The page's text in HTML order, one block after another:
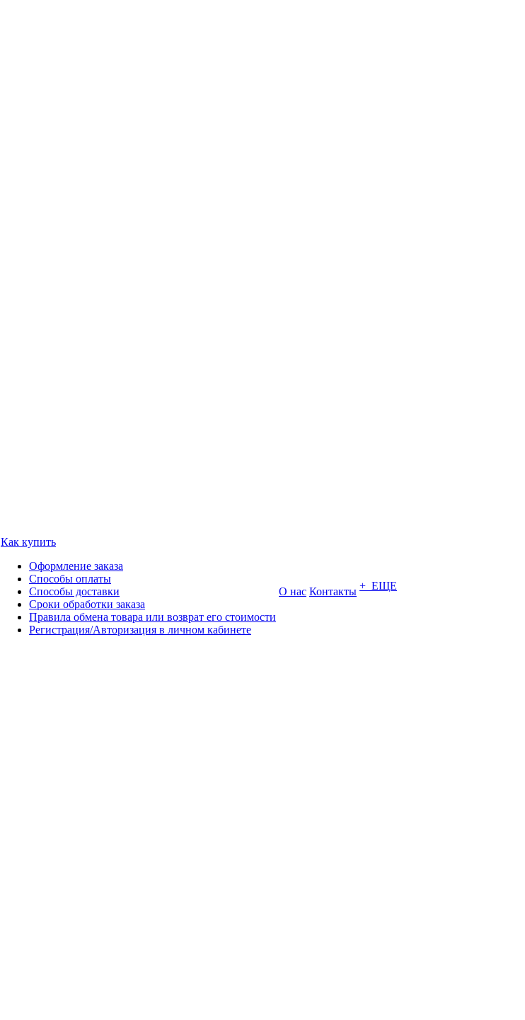
Как купить
Оформление заказа
Способы оплаты
Способы доставки
Сроки обработки заказа
Правила обмена товара или возврат его стоимости
Регистрация/Авторизация в личном кабинете
О нас Контакты + ЕЩЕ